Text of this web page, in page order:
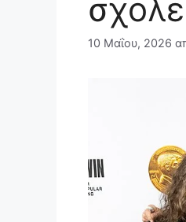
10 Μαΐου, 2026